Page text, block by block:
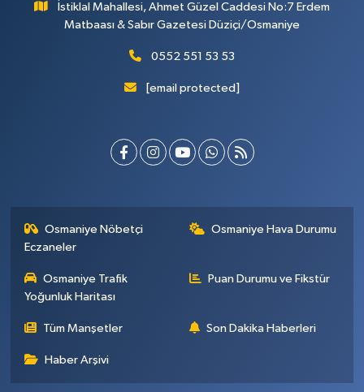
İstiklal Mahallesi, Ahmet Güzel Caddesi No:7 Erdem
Matbaası & Sabır Gazetesi Düziçi/Osmaniye
0552 551 53 53
[email protected]
Osmaniye Nöbetçi
Eczaneler
Osmaniye Hava Durumu
Osmaniye Trafik
Yoğunluk Haritası
Puan Durumu ve Fikstür
Tüm Manşetler Son Dakika Haberleri
Haber Arşivi